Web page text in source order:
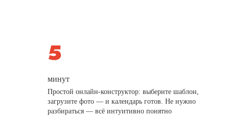
минут
Простой онлайн-конструктор: выберите шаблон,
загрузите фото — и календарь готов. Не нужно
разбираться — всё интуитивно понятно